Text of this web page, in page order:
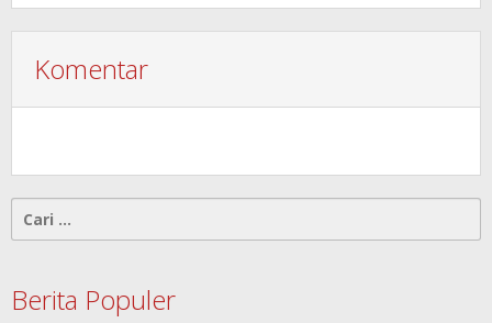
Komentar
Cari
Berita Populer